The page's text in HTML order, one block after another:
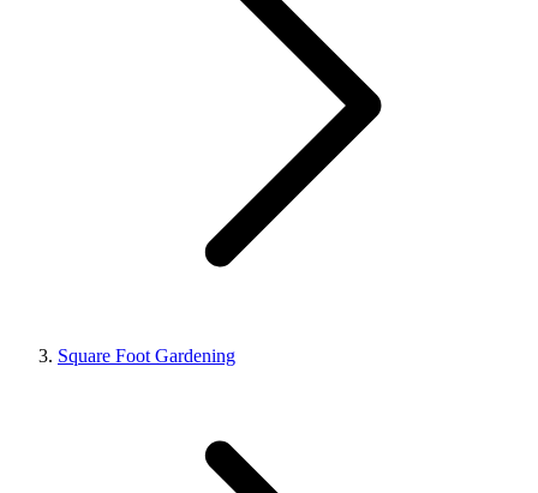
Square Foot Gardening